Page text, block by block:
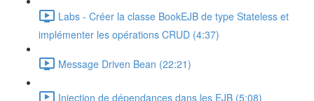
Labs - Créer la classe BookEJB de type Stateless et
implémenter les opérations CRUD (4:37)
Message Driven Bean (22:21)
Injection de dépendances dans les EJB (5:08)